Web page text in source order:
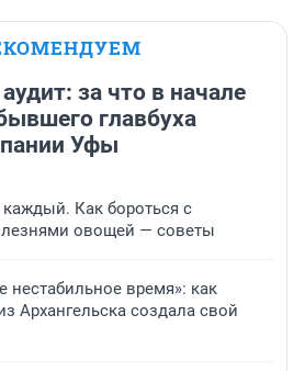
за что в начале
главбуха
Уфы
Как бороться с
овощей — советы
время»: как
Архангельска создала свой